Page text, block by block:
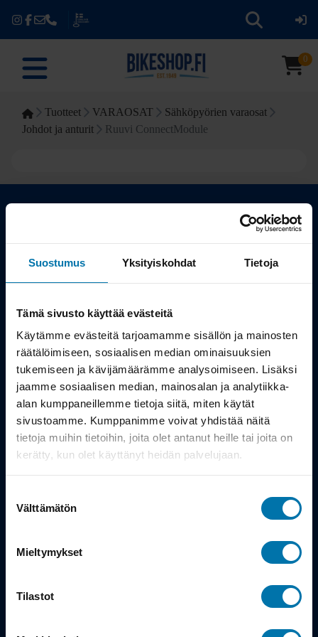
Suostumus Yksityiskohdat Tietoja
Tämä sivusto käyttää evästeitä
Käytämme evästeitä tarjoamamme sisällön ja mainosten
räätälöimiseen, sosiaalisen median ominaisuuksien
tukemiseen ja kävijämäärämme analysoimiseen. Lisäksi
jaamme sosiaalisen median, mainosalan ja analytiikka-
alan kumppaneillemme tietoja siitä, miten käytät
sivustoamme. Kumppanimme voivat yhdistää näitä
tietoja muihin tietoihin, joita olet antanut heille tai joita on
kerätty, kun olet käyttänyt heidän palvelujaan.
valinta
Välttämätön
Mieltymykset
Tilastot
0
Tuotteet VARAOSAT
Sähköpyörien varaosat
Johdot ja anturit
Ruuvi ConnectModule
Kauppa
Työsuhdepyörä
Info
Toimitus
Takuu ja palautukset